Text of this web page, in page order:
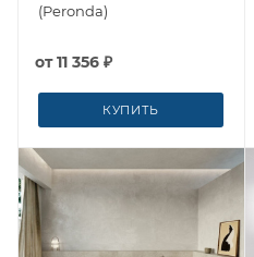
(Peronda)
от11 356 ₽
КУПИТЬ